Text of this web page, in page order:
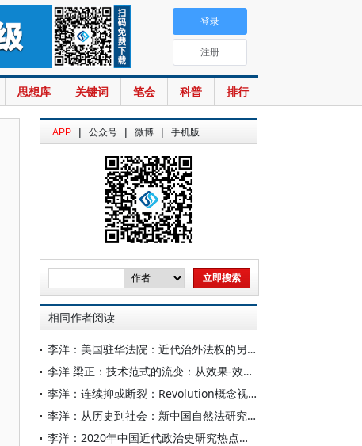
思想库 关键词 笔会 科普 排行
登录
注册
APP | 公众号 | 微博 | 手机版
相同作者阅读
李洋：美国驻华法院：近代治外法权的另一重实践
李洋 梁正：技术范式的流变：从效果-效率原则到价值嵌入
李洋：连续抑或断裂：Revolution概念视角下的科学革命
李洋：从历史到社会：新中国自然法研究回理
李洋：2020年中国近代政治史研究热点回顾